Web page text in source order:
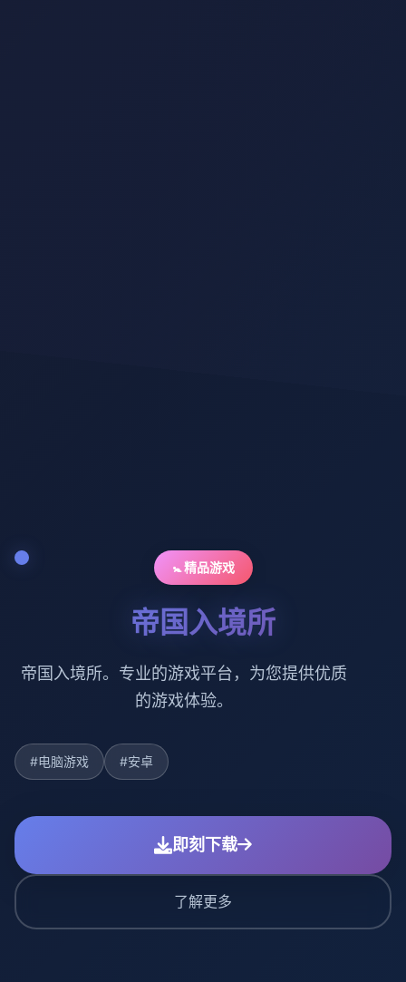
🚼 精品游戏
帝国入境所
帝国入境所。专业的游戏平台，为您提供优质
的游戏体验。
#电脑游戏 #安卓
即刻下载
了解更多